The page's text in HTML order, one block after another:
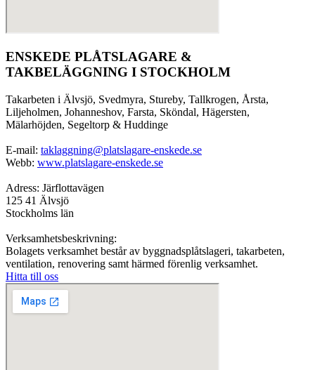
ENSKEDE PLÅTSLAGARE &
TAKBELÄGGNING I STOCKHOLM
Takarbeten i Älvsjö, Svedmyra, Stureby, Tallkrogen, Årsta,
Liljeholmen, Johanneshov, Farsta, Sköndal, Hägersten,
Mälarhöjden, Segeltorp & Huddinge
E-mail: taklaggning@platslagare-enskede.se
Webb: www.platslagare-enskede.se
Adress: Järflottavägen
125 41 Älvsjö
Stockholms län
Verksamhetsbeskrivning:
Bolagets verksamhet består av byggnadsplåtslageri, takarbeten,
ventilation, renovering samt härmed förenlig verksamhet.
Hitta till oss